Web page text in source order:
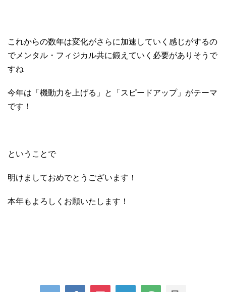
これからの数年は変化がさらに加速していく感じがするの
でメンタル・フィジカル共に鍛えていく必要がありそうで
すね
今年は「機動力を上げる」と「スピードアップ」がテーマ
です！
ということで
明けましておめでとうございます！
本年もよろしくお願いたします！